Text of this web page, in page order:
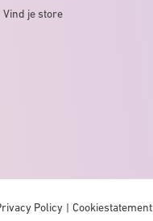
Vind je store
Policy Cookiestatement